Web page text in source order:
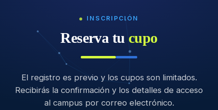
INSCRIPCIÓN
Reserva tu cupo
El registro es previo y los cupos son limitados.
Recibirás la confirmación y los detalles de acceso
al campus por correo electrónico.